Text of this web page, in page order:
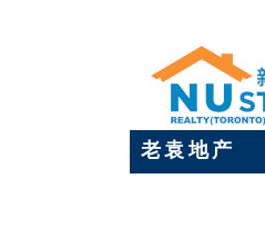
老 袁 地 产